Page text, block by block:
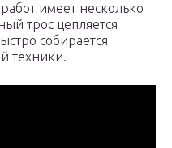
имеет несколько
трос цепляется
собирается
техники.